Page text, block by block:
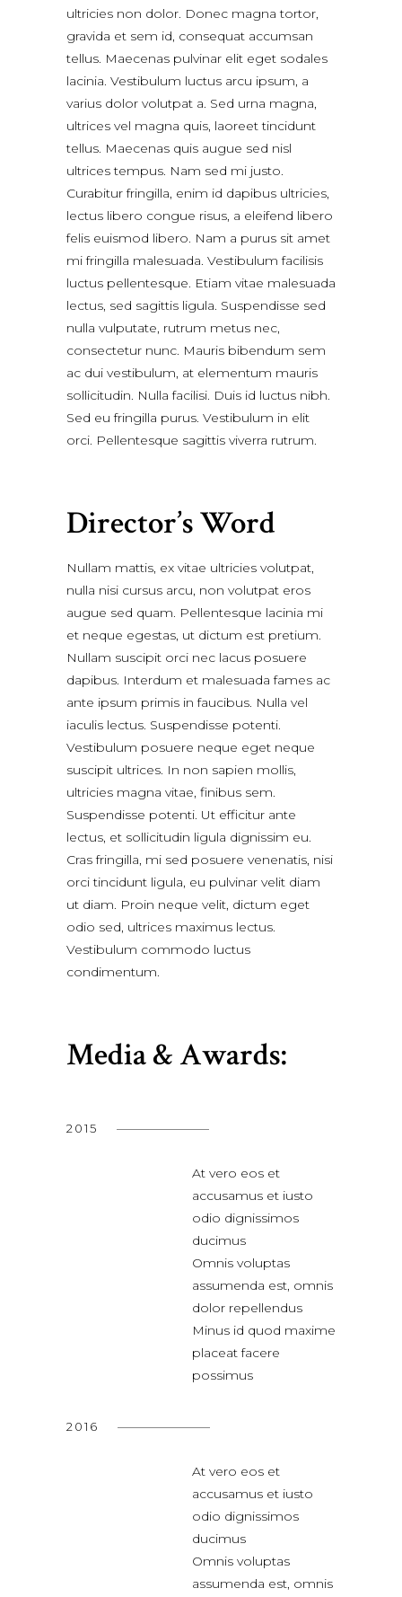
ultricies non dolor. Donec magna tortor,
gravida et sem id, consequat accumsan
tellus. Maecenas pulvinar elit eget sodales
lacinia. Vestibulum luctus arcu ipsum, a
varius dolor volutpat a. Sed urna magna,
ultrices vel magna quis, laoreet tincidunt
tellus. Maecenas quis augue sed nisl
ultrices tempus. Nam sed mi justo.
Curabitur fringilla, enim id dapibus ultricies,
lectus libero congue risus, a eleifend libero
felis euismod libero. Nam a purus sit amet
mi fringilla malesuada. Vestibulum facilisis
luctus pellentesque. Etiam vitae malesuada
lectus, sed sagittis ligula. Suspendisse sed
nulla vulputate, rutrum metus nec,
consectetur nunc. Mauris bibendum sem
ac dui vestibulum, at elementum mauris
sollicitudin. Nulla facilisi. Duis id luctus nibh.
Sed eu fringilla purus. Vestibulum in elit
orci. Pellentesque sagittis viverra rutrum.
Director’s Word
Nullam mattis, ex vitae ultricies volutpat,
nulla nisi cursus arcu, non volutpat eros
augue sed quam. Pellentesque lacinia mi
et neque egestas, ut dictum est pretium.
Nullam suscipit orci nec lacus posuere
dapibus. Interdum et malesuada fames ac
ante ipsum primis in faucibus. Nulla vel
iaculis lectus. Suspendisse potenti.
Vestibulum posuere neque eget neque
suscipit ultrices. In non sapien mollis,
ultricies magna vitae, finibus sem.
Suspendisse potenti. Ut efficitur ante
lectus, et sollicitudin ligula dignissim eu.
Cras fringilla, mi sed posuere venenatis, nisi
orci tincidunt ligula, eu pulvinar velit diam
ut diam. Proin neque velit, dictum eget
odio sed, ultrices maximus lectus.
Vestibulum commodo luctus
condimentum.
Media & Awards:
2015
At vero eos et
accusamus et iusto
odio dignissimos
ducimus
Omnis voluptas
assumenda est, omnis
dolor repellendus
Minus id quod maxime
placeat facere
possimus
2016
At vero eos et
accusamus et iusto
odio dignissimos
ducimus
Omnis voluptas
assumenda est, omnis